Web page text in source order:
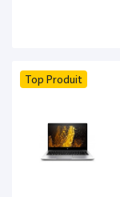
Top Produit